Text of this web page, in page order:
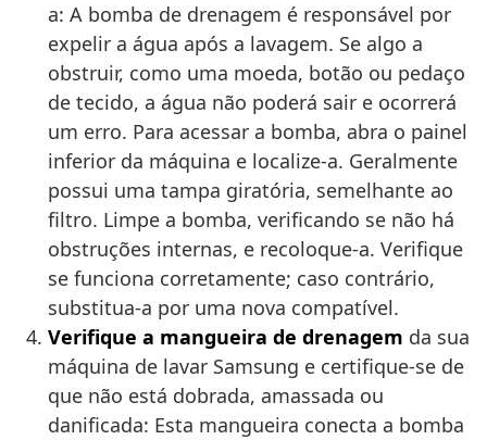
a: A bomba de drenagem é responsável por
expelir a água após a lavagem. Se algo a
obstruir, como uma moeda, botão ou pedaço
de tecido, a água não poderá sair e ocorrerá
um erro. Para acessar a bomba, abra o painel
inferior da máquina e localize-a. Geralmente
possui uma tampa giratória, semelhante ao
filtro. Limpe a bomba, verificando se não há
obstruções internas, e recoloque-a. Verifique
se funciona corretamente; caso contrário,
substitua-a por uma nova compatível.
Verifique a mangueira de drenagem da sua
máquina de lavar Samsung e certifique-se de
que não está dobrada, amassada ou
danificada: Esta mangueira conecta a bomba